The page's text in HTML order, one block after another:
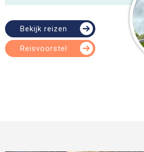
Bekijk reizen
Reisvoorstel